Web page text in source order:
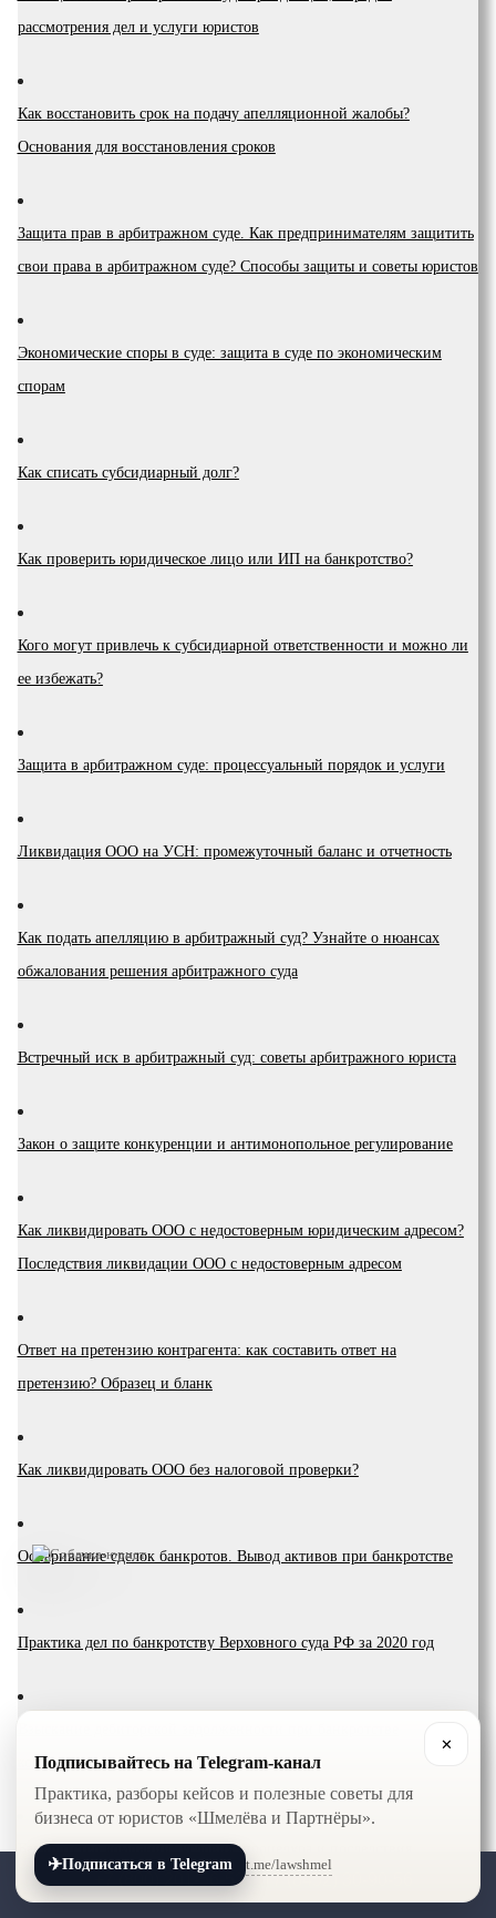
рассмотрения дел и услуги юристов
Как восстановить срок на подачу апелляционной жалобы?
Основания для восстановления сроков
Защита прав в арбитражном суде. Как предпринимателям защитить
свои права в арбитражном суде? Способы защиты и советы юристов
Экономические споры в суде: защита в суде по экономическим
спорам
Как списать субсидиарный долг?
Как проверить юридическое лицо или ИП на банкротство?
Кого могут привлечь к субсидиарной ответственности и можно ли
ее избежать?
Защита в арбитражном суде: процессуальный порядок и услуги
Ликвидация ООО на УСН: промежуточный баланс и отчетность
Как подать апелляцию в арбитражный суд? Узнайте о нюансах
обжалования решения арбитражного суда
Встречный иск в арбитражный суд: советы арбитражного юриста
Закон о защите конкуренции и антимонопольное регулирование
Как ликвидировать ООО с недостоверным юридическим адресом?
Последствия ликвидации ООО с недостоверным адресом
Ответ на претензию контрагента: как составить ответ на
претензию? Образец и бланк
Как ликвидировать ООО без налоговой проверки?
Оспаривание сделок банкротов. Вывод активов при банкротстве
Практика дел по банкротству Верховного суда РФ за 2020 год
контрагента
Банкротство компании: условия, процедура и последствия
✕
Подписывайтесь на Telegram-канал
Практика, разборы кейсов и полезные советы для
бизнеса от юристов «Шмелёва и Партнёры».
✈Подписаться в Telegram t.me/lawshmel
+7 (800) 201-56-52 +7 (8452) 30-90-56